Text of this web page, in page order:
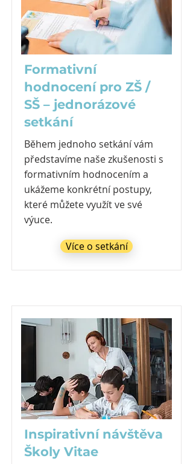
Formativní
hodnocení pro ZŠ /
SŠ – jednorázové
setkání
Během jednoho setkání vám
představíme naše zkušenosti s
formativním hodnocením a
ukážeme konkrétní postupy,
které můžete využít ve své
výuce.
Více o setkání
Inspirativní návštěva
Školy Vitae